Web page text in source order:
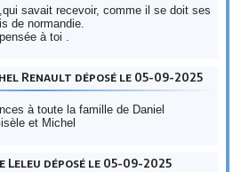
savait recevoir, comme il se doit ses
de normandie.
pensée à toi .
Renault déposé le 05-09-2025
à toute la famille de Daniel
et Michel
Leleu déposé le 05-09-2025